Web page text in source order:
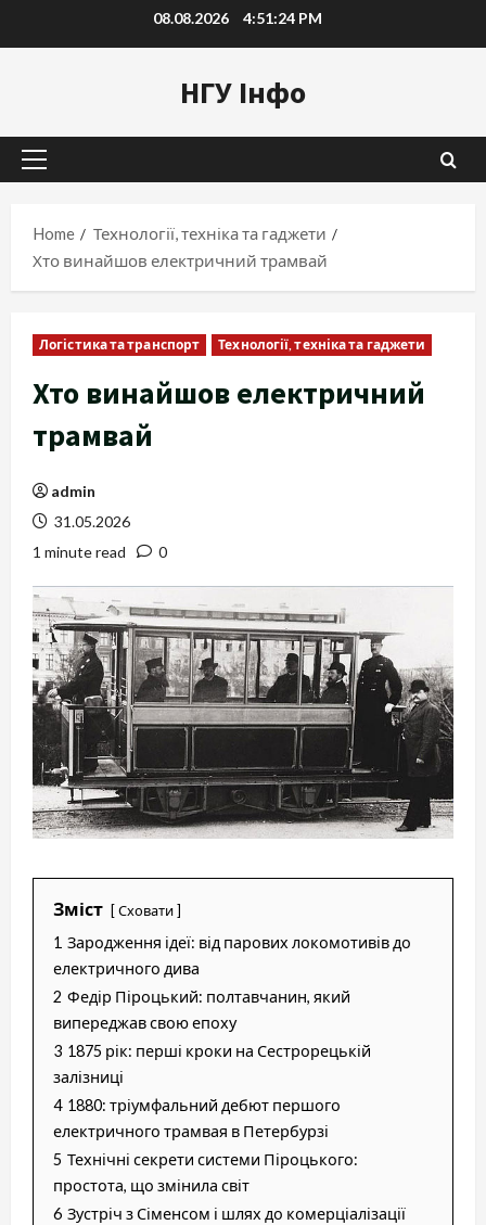
to
08.08.2026 4:51:26 PM
НГУ Інфо
Primary
Home
Технології, техніка та гаджети
Хто винайшов електричний трамвай
Логістика та транспорт Технології, техніка та гаджети
Хто винайшов електричний
трамвай
admin
31.05.2026
1 minute read
0
Зміст Сховати
1 Зародження ідеї: від парових локомотивів до
електричного дива
2 Федір Піроцький: полтавчанин, який
випереджав свою епоху
3 1875 рік: перші кроки на Сестрорецькій
залізниці
4 1880: тріумфальний дебют першого
електричного трамвая в Петербурзі
5 Технічні секрети системи Піроцького:
простота, що змінила світ
6 Зустріч з Сіменсом і шлях до комерціалізації